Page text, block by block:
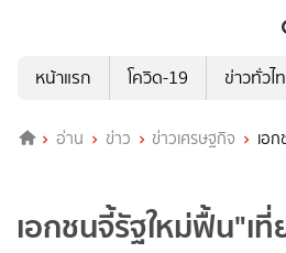
หน้าแรก
โควิด-19 ข่าวทั่วไ
อ่าน ข่าว ข่าวเศรษฐกิจ เอ
เอกชนจี้รัฐใหม่ฟื้น"เ